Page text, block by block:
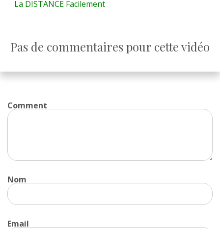
La DISTANCE Facilement
Pas de commentaires pour cette vidéo
Comment
Nom
Email